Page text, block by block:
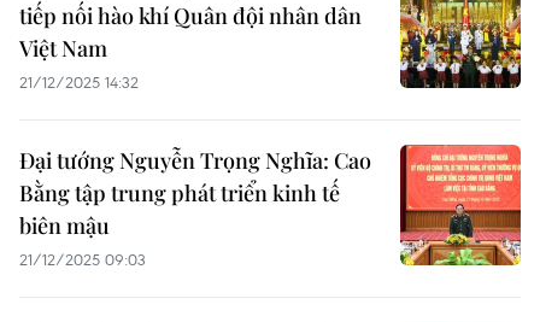
tiếp nối hào khí Quân đội nhân dân
Việt Nam
21/12/2025 14:32
Đại tướng Nguyễn Trọng Nghĩa: Cao
Bằng tập trung phát triển kinh tế
biên mậu
21/12/2025 09:03